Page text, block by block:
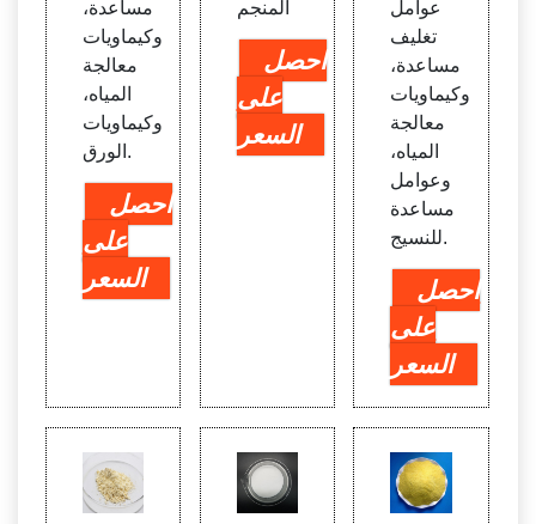
مساعدة،
وكيماويات
معالجة
المياه،
وكيماويات
الورق.
احصل
على
السعر
المنجم
احصل
على
السعر
عوامل
تغليف
مساعدة،
وكيماويات
معالجة
المياه،
وعوامل
مساعدة
للنسيج.
احصل
على
السعر